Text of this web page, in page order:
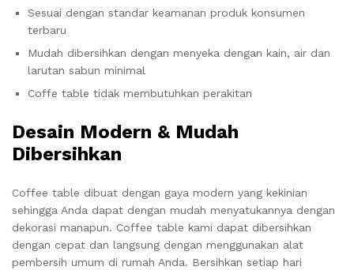
Sesuai dengan standar keamanan produk konsumen
terbaru
Mudah dibersihkan dengan menyeka dengan kain, air dan
larutan sabun minimal
Coffe table tidak membutuhkan perakitan
Desain Modern & Mudah
Dibersihkan
Coffee table dibuat dengan gaya modern yang kekinian
sehingga Anda dapat dengan mudah menyatukannya dengan
dekorasi manapun. Coffee table kami dapat dibersihkan
dengan cepat dan langsung dengan menggunakan alat
pembersih umum di rumah Anda. Bersihkan setiap hari